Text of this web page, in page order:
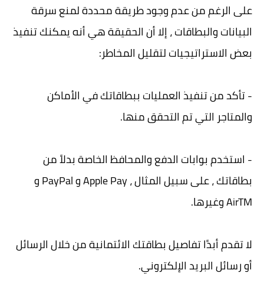
على الرغم من عدم وجود طريقة محددة لمنع سرقة
البيانات والبطاقات ، إلا أن الحقيقة هي أنه يمكنك تنفيذ
بعض الاستراتيجيات لتقليل المخاطر:
- تأكد من تنفيذ العمليات ببطاقاتك في الأماكن
والمتاجر التي تم التحقق منها.
- استخدم بوابات الدفع والمحافظ الخاصة بدلاً من
بطاقاتك ، على سبيل المثال ، Apple Pay و PayPal و
AirTM وغيرها.
لا تقدم أبدًا تفاصيل بطاقتك الائتمانية من خلال الرسائل
أو رسائل البريد الإلكتروني.